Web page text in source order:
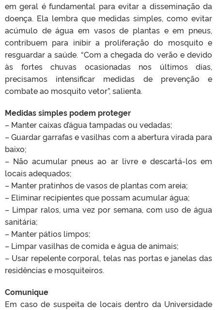
em geral é fundamental para evitar a disseminação da
doença. Ela lembra que medidas simples, como evitar
acúmulo de água em vasos de plantas e em pneus,
contribuem para inibir a proliferação do mosquito e
resguardar a saúde. “Com a chegada do verão e devido
às fortes chuvas ocasionadas nos últimos dias,
precisamos intensificar medidas de prevenção e
combate ao mosquito vetor”, salienta.
Medidas simples podem proteger
– Manter caixas d’água tampadas ou vedadas;
– Guardar garrafas e vasilhas com a abertura virada para
baixo;
– Não acumular pneus ao ar livre e descartá-los em
locais adequados;
– Manter pratinhos de vasos de plantas com areia;
– Eliminar recipientes que possam acumular água;
– Limpar ralos, uma vez por semana, com uso de água
sanitária;
– Manter pátios limpos;
– Limpar vasilhas de comida e água de animais;
– Usar repelente corporal, telas nas portas e janelas das
residências e mosquiteiros.
Comunique
Em caso de suspeita de locais dentro da Universidade